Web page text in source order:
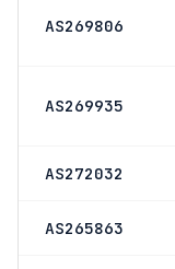
AS269806
AS269935
AS272032
AS265863